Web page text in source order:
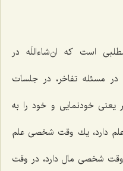
است كه ان‌شاءاللَه در
مسئله تفاخر، در جلسات
خودنمایی و خود را به
دارد، یك وقت شخصی علم
شخصی مال دارد، در وقت